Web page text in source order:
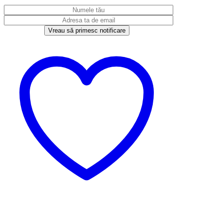
Vreau să primesc notificare